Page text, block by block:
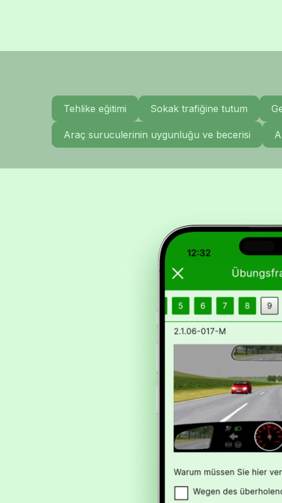
Tehlike eğitimi Sokak trafiğine tutum
Araç suruculerinin uygunluğu ve becerisi